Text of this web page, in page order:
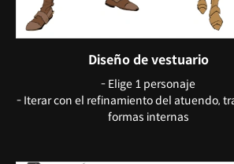
Diseño de vestuario
- Elige 1 personaje
- Iterar con el refinamiento del atuendo,
formas internas